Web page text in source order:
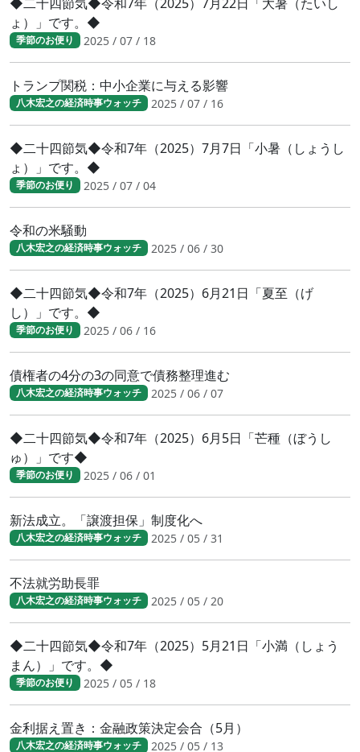
ょ）」です。◆
季節のお便り 2025 / 07 / 18
トランプ関税：中小企業に与える影響
八木宏之の経済時事ウォッチ 2025 / 07 / 16
◆二十四節気◆令和7年（2025）7月7日「小暑（しょうし
ょ）」です。◆
季節のお便り 2025 / 07 / 04
令和の米騒動
八木宏之の経済時事ウォッチ 2025 / 06 / 30
◆二十四節気◆令和7年（2025）6月21日「夏至（げ
し）」です。◆
季節のお便り 2025 / 06 / 16
債権者の4分の3の同意で債務整理進む
八木宏之の経済時事ウォッチ 2025 / 06 / 07
◆二十四節気◆令和7年（2025）6月5日「芒種（ぼうし
ゅ）」です◆
季節のお便り 2025 / 06 / 01
新法成立。「譲渡担保」制度化へ
八木宏之の経済時事ウォッチ 2025 / 05 / 31
不法就労助長罪
八木宏之の経済時事ウォッチ 2025 / 05 / 20
◆二十四節気◆令和7年（2025）5月21日「小満（しょう
まん）」です。◆
季節のお便り 2025 / 05 / 18
金利据え置き：金融政策決定会合（5月）
八木宏之の経済時事ウォッチ 2025 / 05 / 13